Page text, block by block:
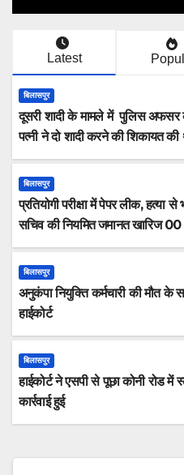
Latest
बिलासपुर
दूसरी शादी के मामले में पुलिस अफसर को
पत्नी ने दो शादी करने की शिकायत की
बिलासपुर
प्रतियोगी परीक्षा में पेपर लीक, हत्या
सचिव की नियमित जमानत खारिज 00 राज्य सेवा परीक्षा-2021 में हुए भर्ती
घोटाला
बिलासपुर
अनुकंपा नियुक्ति कर्मचारी की मौत
हाईकोर्ट
बिलासपुर
हाईकोर्ट ने एसपी से पूछा कोनी रोड
कार्रवाई हुई